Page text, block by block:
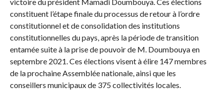
constituent l’étape finale du processus de retour à l’ordre
constitutionnel et de consolidation des institutions
constitutionnelles du pays, après la période de transition
entamée suite à la prise de pouvoir de M. Doumbouya en
septembre 2021. Ces élections visent à élire 147 membres
de la prochaine Assemblée nationale, ainsi que les
conseillers municipaux de 375 collectivités locales.